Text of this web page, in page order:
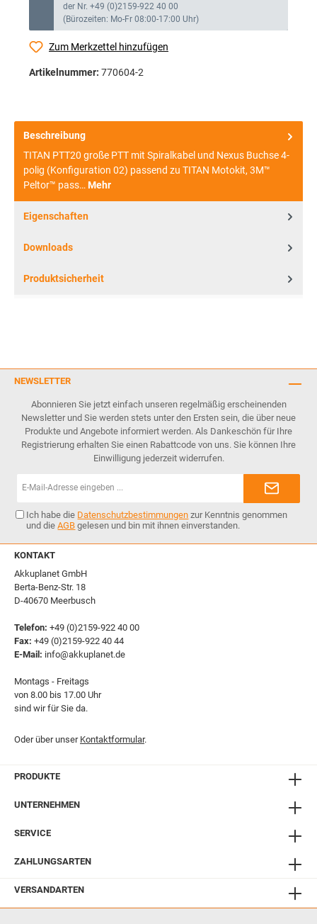
der Nr. +49 (0)2159-922 40 00
(Bürozeiten: Mo-Fr 08:00-17:00 Uhr)
Zum Merkzettel hinzufügen
Artikelnummer: 770604-2
Beschreibung
TITAN PTT20 große PTT mit Spiralkabel und Nexus Buchse 4-
polig (Konfiguration 02) passend zu TITAN Motokit, 3M™
Peltor™ pass…Mehr
Eigenschaften
Downloads
Produktsicherheit
NEWSLETTER
Abonnieren Sie jetzt einfach unseren regelmäßig erscheinenden
Newsletter und Sie werden stets unter den Ersten sein, die über neue
Produkte und Angebote informiert werden. Als Dankeschön für Ihre
Registrierung erhalten Sie einen Rabattcode von uns. Sie können Ihre
Einwilligung jederzeit widerrufen.
Ich habe die Datenschutzbestimmungen zur Kenntnis genommen
und dieAGB gelesen und bin mit ihnen einverstanden.
KONTAKT
Akkuplanet GmbH
Berta-Benz-Str. 18
D-40670 Meerbusch
Telefon: +49 (0)2159-922 40 00
Fax: +49 (0)2159-922 40 44
E-Mail: info@akkuplanet.de
Montags - Freitags
von 8.00 bis 17.00 Uhr
sind wir für Sie da.
Oder über unser Kontaktformular.
PRODUKTE
UNTERNEHMEN
SERVICE
ZAHLUNGSARTEN
VERSANDARTEN